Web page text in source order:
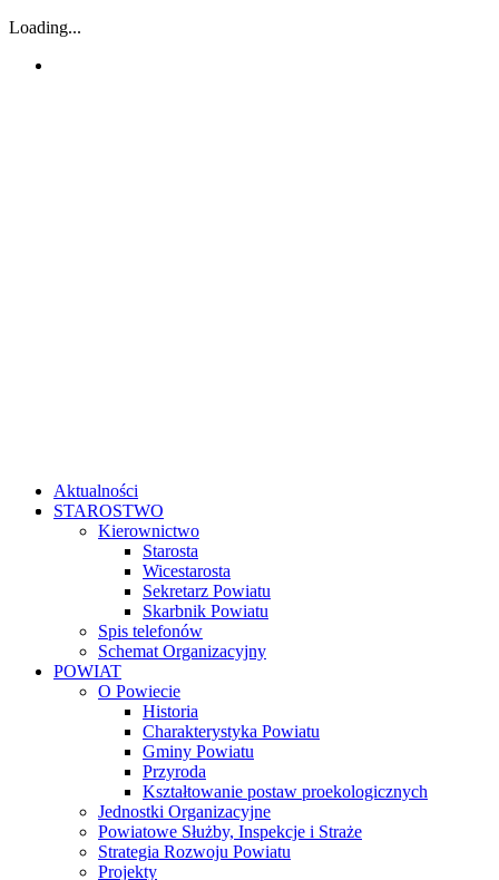
Loading...
Aktualności
STAROSTWO
Kierownictwo
Starosta
Wicestarosta
Sekretarz Powiatu
Skarbnik Powiatu
Spis telefonów
Schemat Organizacyjny
POWIAT
O Powiecie
Historia
Charakterystyka Powiatu
Gminy Powiatu
Przyroda
Kształtowanie postaw proekologicznych
Jednostki Organizacyjne
Powiatowe Służby, Inspekcje i Straże
Strategia Rozwoju Powiatu
Projekty